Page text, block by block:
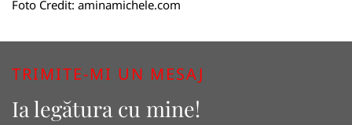
Foto Credit: aminamichele.com
TRIMITE-MI UN MESAJ
Ia legătura cu mine!